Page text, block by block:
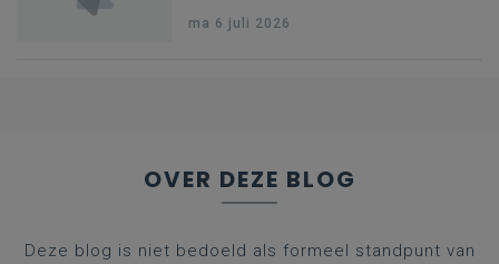
federale RIZIV-
ma 6 juli 2026
OVER DEZE BLOG
Deze blog is niet bedoeld als formeel standpunt van